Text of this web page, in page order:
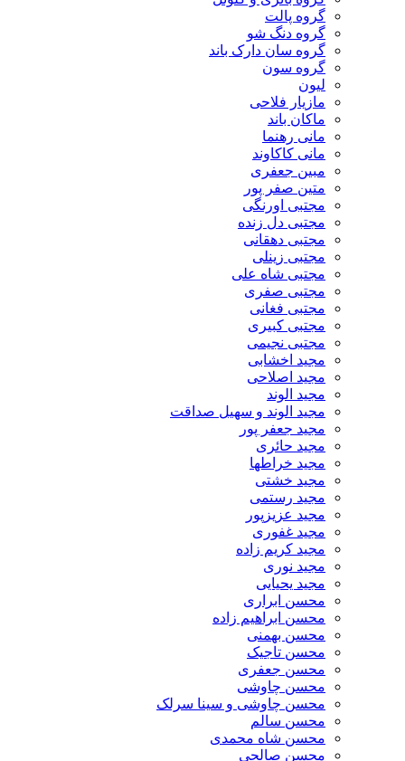
گروه پالت
گروه دنگ شو
گروه سان دارک باند
گروه سون
لیون
مازیار فلاحی
ماکان باند
مانی رهنما
مانی کاکاوند
مبین جعفری
متین صفر پور
مجتبی اورنگی
مجتبی دل زنده
مجتبی دهقانی
مجتبی زینلی
مجتبی شاه علی
مجتبی صفری
مجتبی فغانی
مجتبی کبیری
مجتبی نجیمی
مجید اخشابی
مجید اصلاحی
مجید الوند‎
مجید الوند و سهیل صداقت
مجید جعفر پور
مجید حائری
مجید خراطها
مجید خشتی
مجید رستمی
مجید عزیزپور
مجید غفوری
مجید کریم زاده
مجید نوری
مجید یحیایی
محسن ابراری
محسن ابراهیم زاده
محسن بهمنی
محسن تاجیک
محسن جعفری
محسن چاوشی
محسن چاوشی و سینا سرلک
محسن سالم
محسن شاه محمدی
محسن صالحی